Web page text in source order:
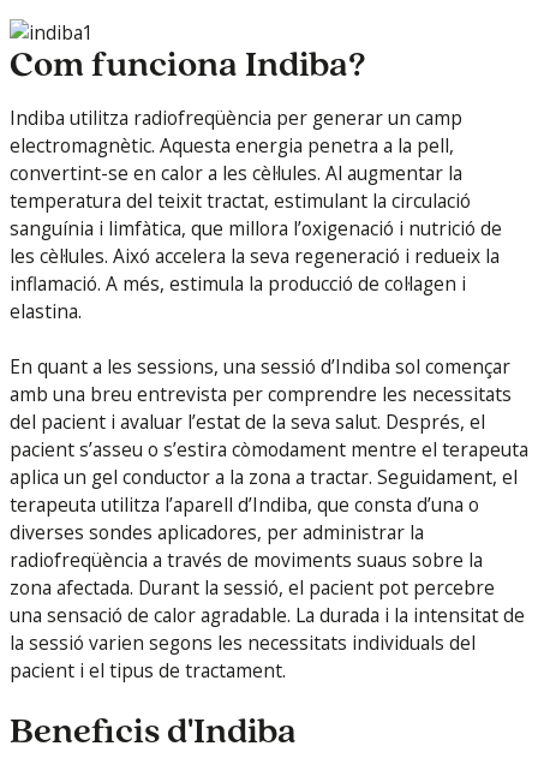
Com funciona Indiba?
Indiba utilitza radiofreqüència per generar un camp
electromagnètic. Aquesta energia penetra a la pell,
convertint-se en calor a les cèl·lules. Al augmentar la
temperatura del teixit tractat, estimulant la circulació
sanguínia i limfàtica, que millora l’oxigenació i nutrició de
les cèl·lules. Aixó accelera la seva regeneració i redueix la
inflamació. A més, estimula la producció de col·lagen i
elastina.
En quant a les sessions, una sessió d’Indiba sol començar
amb una breu entrevista per comprendre les necessitats
del pacient i avaluar l’estat de la seva salut. Després, el
pacient s’asseu o s’estira còmodament mentre el terapeuta
aplica un gel conductor a la zona a tractar. Seguidament, el
terapeuta utilitza l’aparell d’Indiba, que consta d’una o
diverses sondes aplicadores, per administrar la
radiofreqüència a través de moviments suaus sobre la
zona afectada. Durant la sessió, el pacient pot percebre
una sensació de calor agradable. La durada i la intensitat de
la sessió varien segons les necessitats individuals del
pacient i el tipus de tractament.
Beneficis d'Indiba